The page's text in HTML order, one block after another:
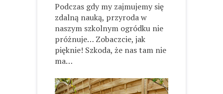
Podczas gdy my zajmujemy się
zdalną nauką, przyroda w
naszym szkolnym ogródku nie
próżnuje… Zobaczcie, jak
pięknie! Szkoda, że nas tam nie
ma…